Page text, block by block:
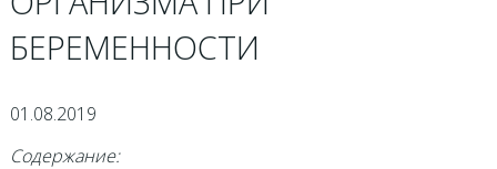
БЕРЕМЕННОСТИ
01.08.2019
Содержание: